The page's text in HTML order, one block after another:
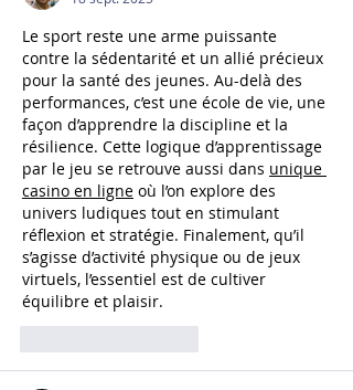
Le sport reste une arme puissante
contre la sédentarité et un allié précieux
pour la santé des jeunes. Au-delà des
performances, c’est une école de vie, une
façon d’apprendre la discipline et la
résilience. Cette logique d’apprentissage
par le jeu se retrouve aussi dans unique
casino en ligne où l’on explore des
univers ludiques tout en stimulant
réflexion et stratégie. Finalement, qu’il
s’agisse d’activité physique ou de jeux
virtuels, l’essentiel est de cultiver
équilibre et plaisir.